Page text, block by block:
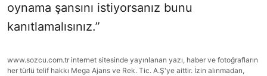
oynama şansını istiyorsanız bunu
kanıtlamalısınız.”
www.sozcu.com.tr internet sitesinde yayınlanan yazı, haber ve fotoğrafların
her türlü telif hakkı Mega Ajans ve Rek. Tic. A.Ş'ye aittir. İzin alınmadan,